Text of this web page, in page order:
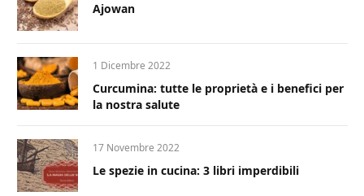
Ajowan
1 Dicembre 2022
Curcumina: tutte le proprietà e i benefici per
la nostra salute
17 Novembre 2022
Le spezie in cucina: 3 libri imperdibili